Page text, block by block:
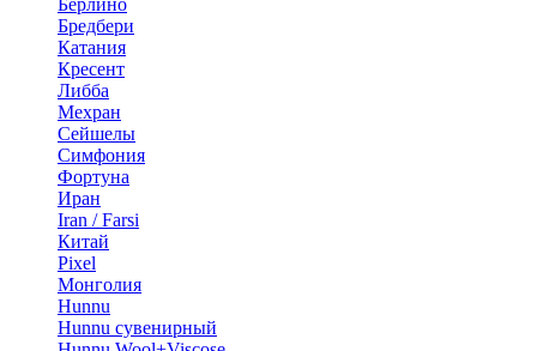
Берлино
Бредбери
Катания
Кресент
Либба
Мехран
Сейшелы
Симфония
Фортуна
Иран
Iran / Farsi
Китай
Pixel
Монголия
Hunnu
Hunnu сувенирный